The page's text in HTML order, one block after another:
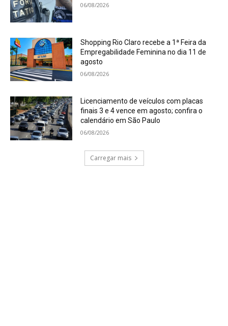
06/08/2026
Shopping Rio Claro recebe a 1ª Feira da
Empregabilidade Feminina no dia 11 de
agosto
06/08/2026
Licenciamento de veículos com placas
finais 3 e 4 vence em agosto; confira o
calendário em São Paulo
06/08/2026
Carregar mais